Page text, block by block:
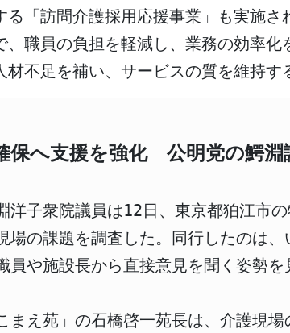
る「訪問介護採用応援事業」も実施
、職員の負担を軽減し、業務の効率
材不足を補い、サービスの質を維持す
保へ支援を強化 公明党の鰐淵
洋子衆院議員は12日、東京都狛江市
場の課題を調査した。同行したのは
員や施設長から直接意見を聞く姿勢を
まえ苑」の石橋啓一苑長は、介護現